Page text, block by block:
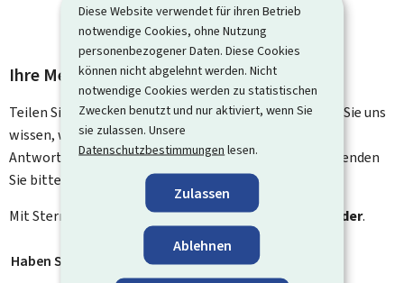
Diese Website verwendet für ihren Betrieb
notwendige Cookies, ohne Nutzung
personenbezogener Daten. Diese Cookies
können nicht abgelehnt werden. Nicht
notwendige Cookies werden zu statistischen
Zwecken benutzt und nur aktiviert, wenn Sie
sie zulassen. Unsere
Datenschutzbestimmungen lesen.
Zulassen
Ablehnen
Ihre Meinung interessiert uns
Teilen Sie uns Ihre Meinung zu dieser Seite mit. Lassen Sie uns
wissen, was wir verbessern können. Sie erhalten keine
Antwort auf Ihr Feedback. Für spezifische Fragen verwenden
Sie bitte das Kontaktformular.
Mit Stern gekennzeichnete Felder ( * ) sind Pflichtfelder.
Haben Sie gefunden, wonach Sie gesucht haben?